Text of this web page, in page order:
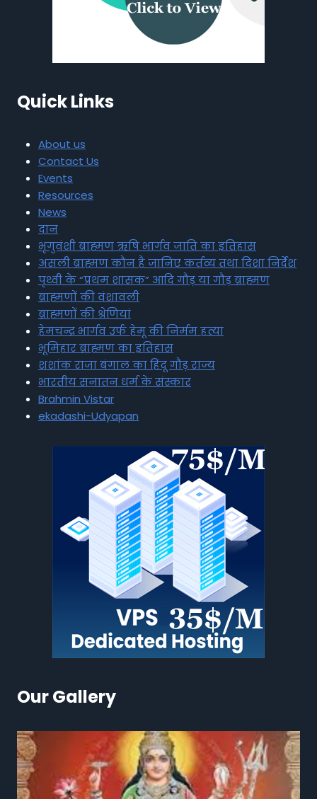
Quick Links
About us
Contact Us
Events
Resources
News
दान
भृगुवंशी ब्राह्मण ऋषि भार्गव जाति का इतिहास
असली ब्राह्मण कौन है जानिए कर्तव्य तथा दिशा निर्देश
पृथ्वी के “प्रथम शासक” आदि गौड़ या गौड़ ब्राह्मण
ब्राह्मणों की वंशावली
ब्राह्मणों की श्रेणियां
हेमचन्द्र भार्गव उर्फ हेमू की निर्मम हत्या
भूमिहार ब्राह्मण का इतिहास
शशांक राजा बंगाल का हिंदू गौड़ राज्य
भारतीय सनातन धर्म के संस्कार
Brahmin Vistar
ekadashi-Udyapan
Our Gallery